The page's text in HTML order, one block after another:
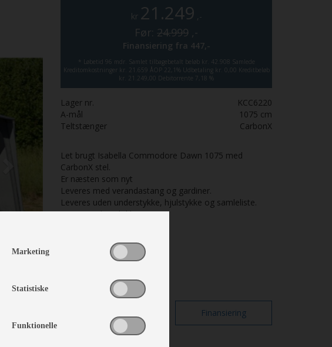
kr 21.249 ,-
Før: 24.999 ,-
Finansiering fra 447,-
* Løbetid 96 mdr. Samlet tilbagebetalt beløb kr. 42.908
Samlede
Kreditomkostninger kr. 21.659 ÅOP 22,1% Udbetaling kr. 0,00
Kreditbeløb
kr. 21.249,00
Debitorrente 7,18 %
Lager nr.
KCC6220
A-mål
1075 cm
Teltstænger
CarbonX
Let brugt Isabella Commodore Dawn 1075 med
CarbonX stel.
Er næsten som nyt
Leveres med verandastang og gardiner.
Leveres uden understykke, hjulstykke og samleliste.
Leveres uden pløkker
Finansiering
Marketing
Statistiske
Funktionelle